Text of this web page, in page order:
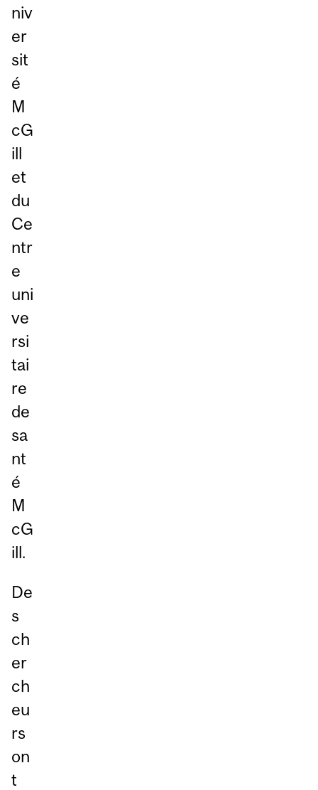
niv
er
sit
é
M
cG
ill
et
du
Ce
ntr
e
uni
ve
rsi
tai
re
de
sa
nt
é
M
cG
ill.
De
s
ch
er
ch
eu
rs
on
t